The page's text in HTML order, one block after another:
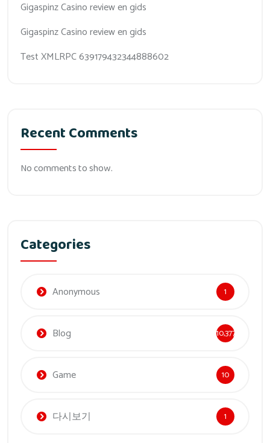
Gigaspinz Casino review en gids
Gigaspinz Casino review en gids
Test XMLRPC 639179432344888602
Recent Comments
No comments to show.
Categories
Anonymous 1
Blog 10,377
Game 10
다시보기 1